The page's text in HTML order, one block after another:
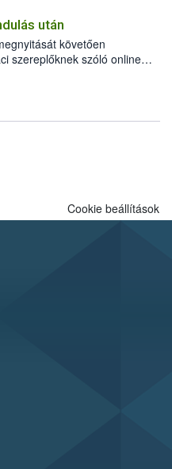
hőkezelés, valamint a
Élelmiszerlánc-
Programja összegyűjtötte a
tudnivalóit.
után
követően
szereplőknek szóló online
Cookie beállítások